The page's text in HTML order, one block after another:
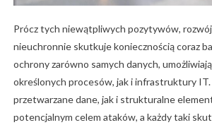
Prócz tych niewątpliwych pozytywów,
nieuchronnie skutkuje koniecznością coraz
ochrony zarówno samych danych,
określonych procesów, jak i infrastruktury
przetwarzane dane, jak i strukturalne
potencjalnym celem ataków, a każdy taki